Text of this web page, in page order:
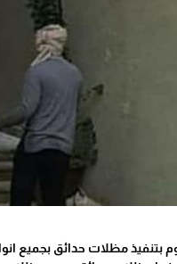
مظلات حدائق بجميع